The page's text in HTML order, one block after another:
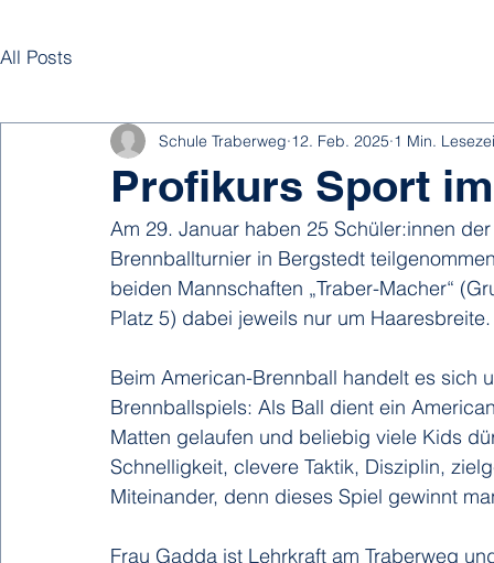
All Posts
Profikurs Sport
Schule Traberweg 12. Feb. 2025 1 Min.
Am 29. Januar haben 25 Schüler:innen
Brennballturnier in Bergstedt
beiden Mannschaften „Traber-Macher“
Platz 5) dabei jeweils nur um
Beim American-Brennball handelt es
Brennballspiels: Als Ball dient ein
Matten gelaufen und beliebig viele Kids
Schnelligkeit, clevere Taktik, Disziplin,
Miteinander, denn dieses Spiel gewinnt
Frau Gadda ist Lehrkraft am Traberweg